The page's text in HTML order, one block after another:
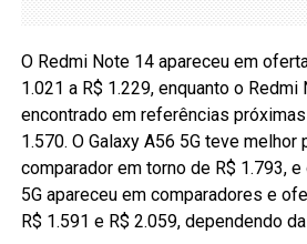
O Redmi Note 14 apareceu em
1.021 a R$ 1.229, enquanto o Redmi
encontrado em referências
1.570. O Galaxy A56 5G teve
comparador em torno de R$ 1.793,
5G apareceu em comparadores e
R$ 1.591 e R$ 2.059, dependendo